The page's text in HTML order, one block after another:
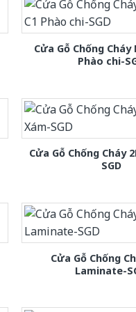
Cửa Gỗ Chống Cháy
Phào chi-
Cửa Gỗ Chống Cháy
SGD
Cửa Gỗ Chống
Laminate-